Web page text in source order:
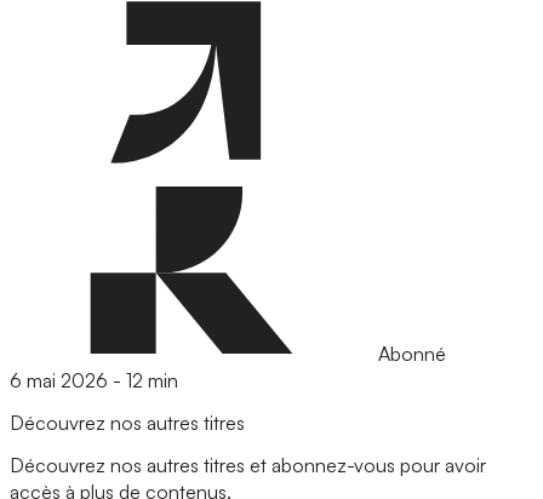
Abonné
6 mai 2026 - 12 min
Découvrez nos autres titres
Découvrez nos autres titres et abonnez-vous pour avoir
accès à plus de contenus.